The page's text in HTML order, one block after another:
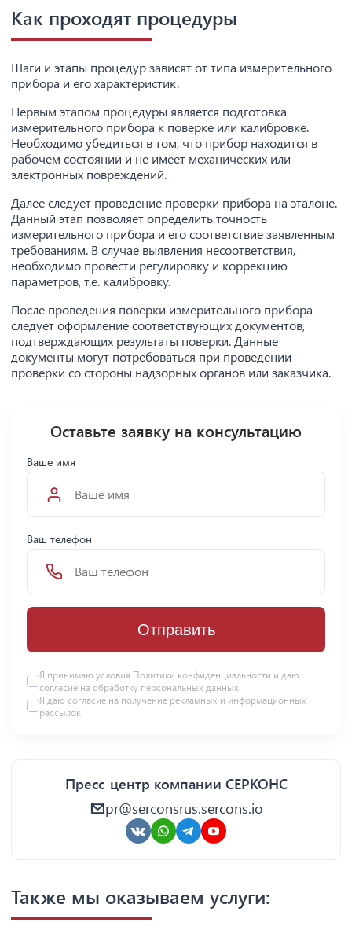
Как проходят процедуры
Шаги и этапы процедур зависят от типа измерительного
прибора и его характеристик.
Первым этапом процедуры является подготовка
измерительного прибора к поверке или калибровке.
Необходимо убедиться в том, что прибор находится в
рабочем состоянии и не имеет механических или
электронных повреждений.
Далее следует проведение проверки прибора на эталоне.
Данный этап позволяет определить точность
измерительного прибора и его соответствие заявленным
требованиям. В случае выявления несоответствия,
необходимо провести регулировку и коррекцию
параметров, т.е. калибровку.
После проведения поверки измерительного прибора
следует оформление соответствующих документов,
подтверждающих результаты поверки. Данные
документы могут потребоваться при проведении
проверки со стороны надзорных органов или заказчика.
Оставьте заявку на консультацию
Ваше имя
Ваш телефон
Отправить
Я принимаю условия Политики конфиденциальности и даю
согласие на обработку персональных данных.
Я даю согласие на получение рекламных и информационных
рассылок.
Пресс-центр компании СЕРКОНС
pr@serconsrus.sercons.io
Также мы оказываем услуги: